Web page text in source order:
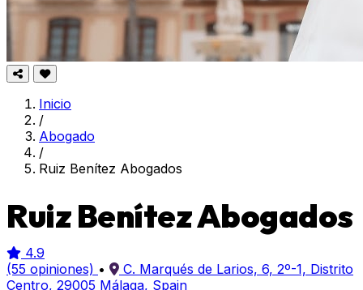
Inicio
/
Abogado
/
Ruiz Benítez Abogados
Ruiz Benítez Abogados
4.9
(55 opiniones) •
C. Marqués de Larios, 6, 2º-1, Distrito
Centro, 29005 Málaga, Spain